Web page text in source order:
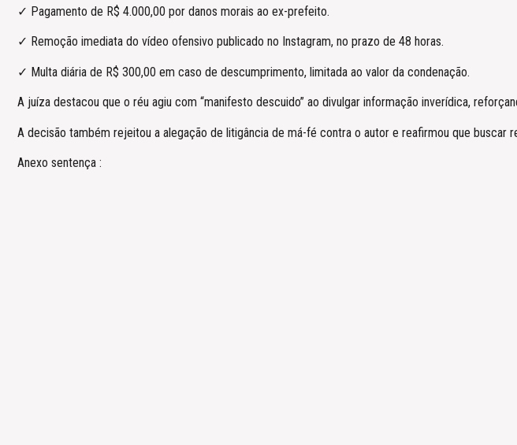
✓ Pagamento de R$ 4.000,00 por danos morais ao ex-prefeito.
✓ Remoção imediata do vídeo ofensivo publicado no Instagram, no prazo de 48 horas.
✓ Multa diária de R$ 300,00 em caso de descumprimento, limitada ao valor da condenação.
A juíza destacou que o réu agiu com “manifesto descuido” ao divulgar informação inverídica,
A decisão também rejeitou a alegação de litigância de má-fé contra o autor e reafirmou que buscar
Anexo sentença :